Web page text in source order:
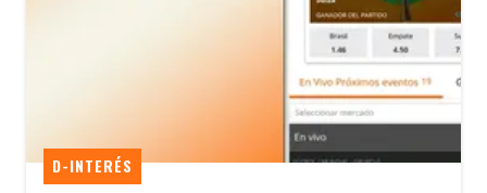
D-INTERÉS